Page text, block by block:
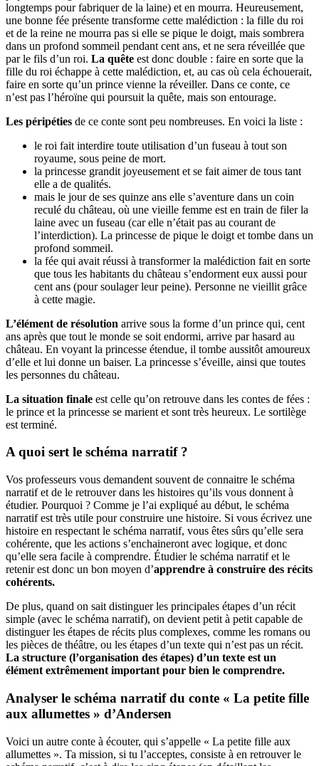
longtemps pour fabriquer de la laine) et en mourra. Heureusement,
une bonne fée présente transforme cette malédiction : la fille du roi
et de la reine ne mourra pas si elle se pique le doigt, mais sombrera
dans un profond sommeil pendant cent ans, et ne sera réveillée que
par le fils d’un roi. La quête est donc double : faire en sorte que la
fille du roi échappe à cette malédiction, et, au cas où cela échouerait,
faire en sorte qu’un prince vienne la réveiller. Dans ce conte, ce
n’est pas l’héroïne qui poursuit la quête, mais son entourage.
Les péripéties de ce conte sont peu nombreuses. En voici la liste :
le roi fait interdire toute utilisation d’un fuseau à tout son
royaume, sous peine de mort.
la princesse grandit joyeusement et se fait aimer de tous tant
elle a de qualités.
mais le jour de ses quinze ans elle s’aventure dans un coin
reculé du château, où une vieille femme est en train de filer la
laine avec un fuseau (car elle n’était pas au courant de
l’interdiction). La princesse de pique le doigt et tombe dans un
profond sommeil.
la fée qui avait réussi à transformer la malédiction fait en sorte
que tous les habitants du château s’endorment eux aussi pour
cent ans (pour soulager leur peine). Personne ne vieillit grâce
à cette magie.
L’élément de résolution arrive sous la forme d’un prince qui, cent
ans après que tout le monde se soit endormi, arrive par hasard au
château. En voyant la princesse étendue, il tombe aussitôt amoureux
d’elle et lui donne un baiser. La princesse s’éveille, ainsi que toutes
les personnes du château.
La situation finale est celle qu’on retrouve dans les contes de fées :
le prince et la princesse se marient et sont très heureux. Le sortilège
est terminé.
A quoi sert le schéma narratif ?
Vos professeurs vous demandent souvent de connaitre le schéma
narratif et de le retrouver dans les histoires qu’ils vous donnent à
étudier. Pourquoi ? Comme je l’ai expliqué au début, le schéma
narratif est très utile pour construire une histoire. Si vous écrivez une
histoire en respectant le schéma narratif, vous êtes sûrs qu’elle sera
cohérente, que les actions s’enchaineront avec logique, et donc
qu’elle sera facile à comprendre. Étudier le schéma narratif et le
retenir est donc un bon moyen d’apprendre à construire des récits
cohérents.
De plus, quand on sait distinguer les principales étapes d’un récit
simple (avec le schéma narratif), on devient petit à petit capable de
distinguer les étapes de récits plus complexes, comme les romans ou
les pièces de théâtre, ou les étapes d’un texte qui n’est pas un récit.
La structure (l’organisation des étapes) d’un texte est un
élément extrêmement important pour bien le comprendre.
Analyser le schéma narratif du conte « La petite fille
aux allumettes » d’Andersen
Voici un autre conte à écouter, qui s’appelle « La petite fille aux
allumettes ». Ta mission, si tu l’acceptes, consiste à en retrouver le